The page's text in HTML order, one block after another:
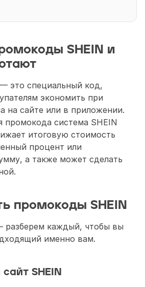
SHEIN и
это специальный код,
экономить при
на сайте или в приложении.
промокода система SHEIN
итоговую стоимость
процент или
а также может сделать
промокоды SHEIN
разберем каждый, чтобы вы
именно вам.
SHEIN